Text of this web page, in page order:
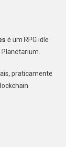
é um RPG idle
praticamente